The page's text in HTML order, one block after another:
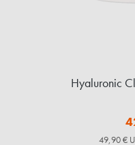
Hyaluronic
49,90 €